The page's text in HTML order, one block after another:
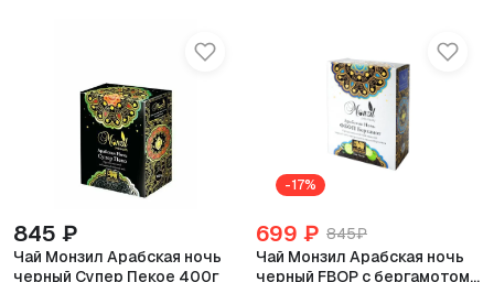
845 ₽
Чай Монзил Арабская ночь
черный Супер Пекое 400г
-17%
699 ₽ 845₽
Чай Монзил Арабская ночь
черный FBOP с бергамотом